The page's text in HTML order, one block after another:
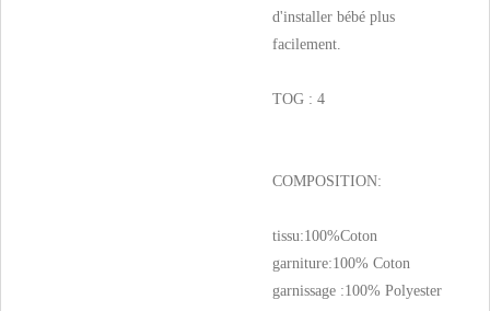
d'installer bébé plus
facilement.
TOG : 4
COMPOSITION:
tissu:100%Coton
garniture:100% Coton
garnissage :100% Polyester